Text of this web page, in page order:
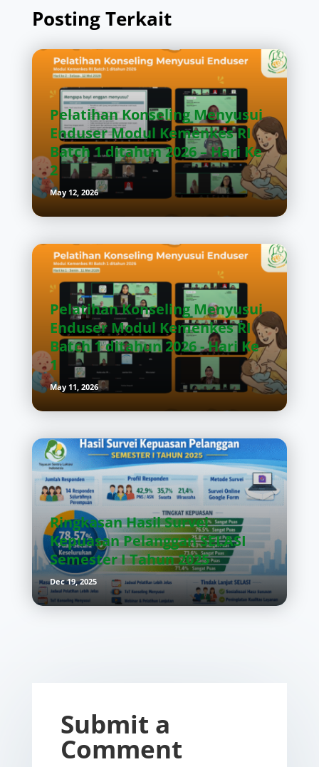
Posting Terkait
Pelatihan Konseling Menyusui
Enduser Modul Kemenkes RI
Batch 1 ditahun 2026 – Hari Ke
2
May 12, 2026
Pelatihan Konseling Menyusui
Enduser Modul Kemenkes RI
Batch 1 ditahun 2026 - Hari Ke
1
May 11, 2026
Ringkasan Hasil Survei
Kepuasan Pelanggan SELASI
Semester I Tahun 2025
Dec 19, 2025
Submit a
Comment